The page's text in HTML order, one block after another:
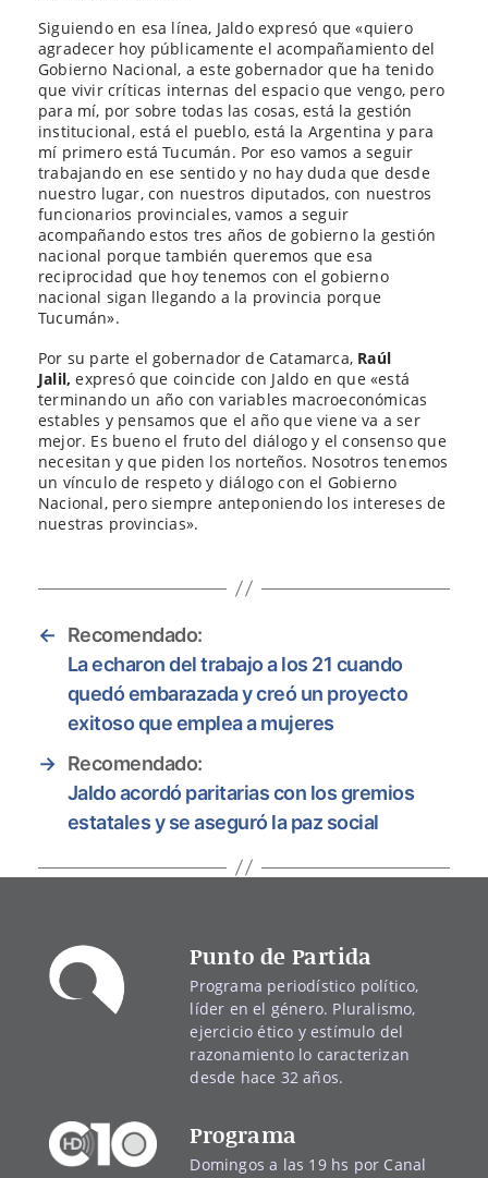
Siguiendo en esa línea, Jaldo expresó que «quiero
agradecer hoy públicamente el acompañamiento del
Gobierno Nacional, a este gobernador que ha tenido
que vivir críticas internas del espacio que vengo, pero
para mí, por sobre todas las cosas, está la gestión
institucional, está el pueblo, está la Argentina y para
mí primero está Tucumán. Por eso vamos a seguir
trabajando en ese sentido y no hay duda que desde
nuestro lugar, con nuestros diputados, con nuestros
funcionarios provinciales, vamos a seguir
acompañando estos tres años de gobierno la gestión
nacional porque también queremos que esa
reciprocidad que hoy tenemos con el gobierno
nacional sigan llegando a la provincia porque
Tucumán».
Por su parte el gobernador de Catamarca, Raúl
Jalil, expresó que coincide con Jaldo en que «está
terminando un año con variables macroeconómicas
estables y pensamos que el año que viene va a ser
mejor. Es bueno el fruto del diálogo y el consenso que
necesitan y que piden los norteños. Nosotros tenemos
un vínculo de respeto y diálogo con el Gobierno
Nacional, pero siempre anteponiendo los intereses de
nuestras provincias».
←
Recomendado:
La echaron del trabajo a los 21 cuando
quedó embarazada y creó un proyecto
exitoso que emplea a mujeres
→ Recomendado:
Jaldo acordó paritarias con los gremios
estatales y se aseguró la paz social
Punto de Partida
Programa periodístico político,
líder en el género. Pluralismo,
ejercicio ético y estímulo del
razonamiento lo caracterizan
desde hace 32 años.
Programa
Domingos a las 19 hs por Canal